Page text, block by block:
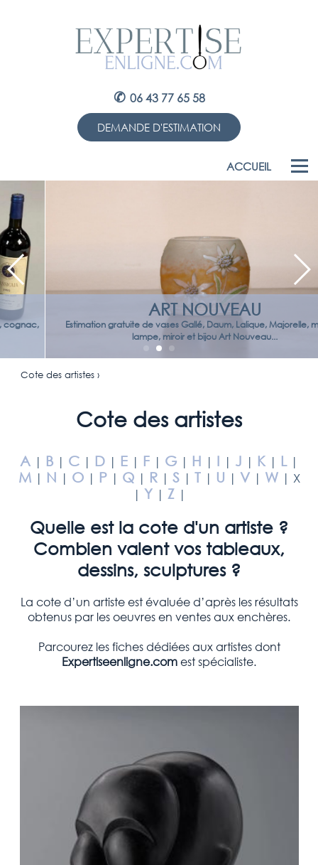
✆ 06 43 77 65 58
DEMANDE D'ESTIMATION
ACCUEIL
ART NOUVEAU
Estimation gratuite de vases Gallé, Daum, Lalique, Majorelle, meuble,
lampe, miroir et bijou Art Nouveau...
Cote des artistes ›
Cote des artistes
A | B | C | D | E | F | G | H | I | J | K | L|
M| N | O| P| Q| R| S| T| U | V| W| X
| Y| Z |
Quelle est la cote d'un artiste ?
Combien valent vos tableaux,
dessins, sculptures ?
La cote d’un artiste est évaluée d’après les résultats
obtenus par les oeuvres en ventes aux enchères.
Parcourez les fiches dédiées aux artistes dont
Expertiseenligne.comest spécialiste.